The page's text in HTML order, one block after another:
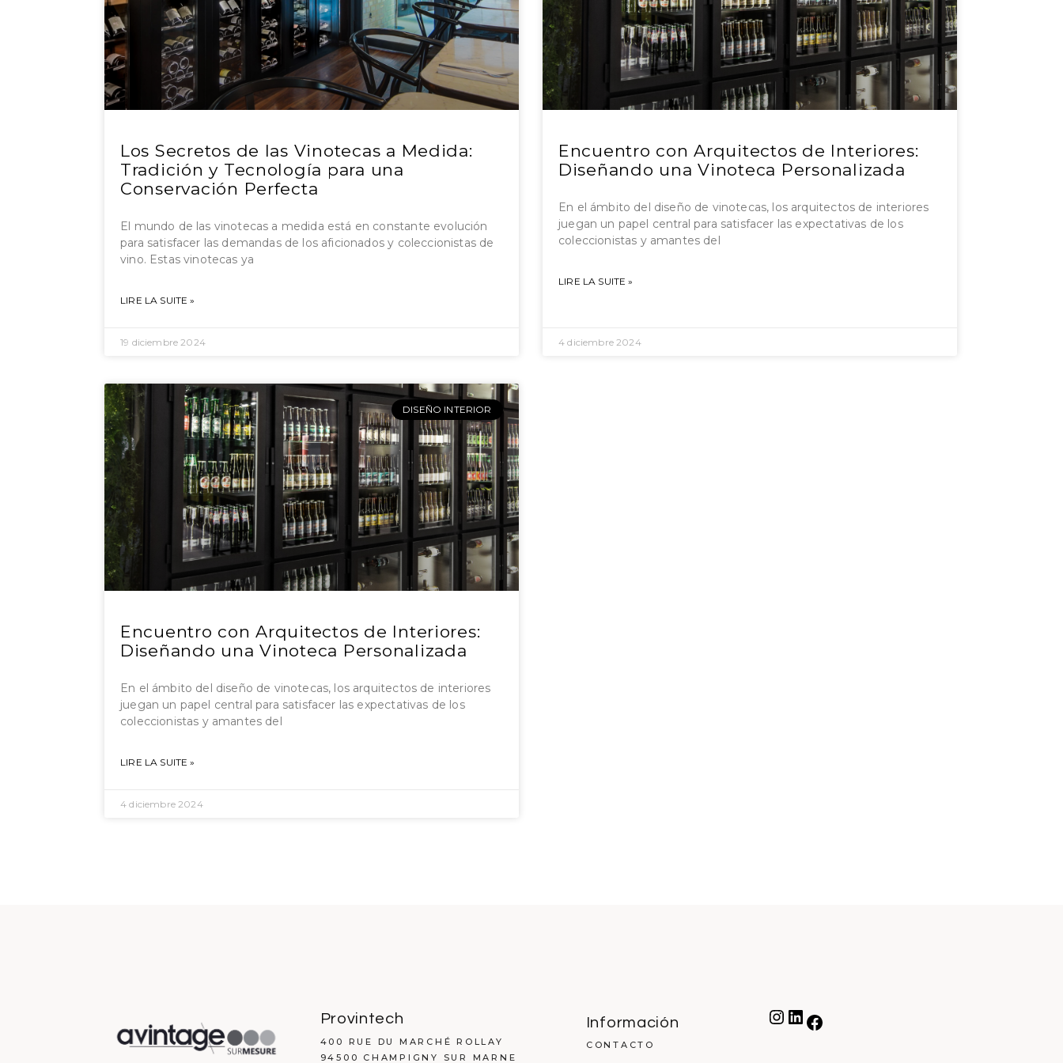
Los Secretos de las Vinotecas a Medida:
Tradición y Tecnología para una
Conservación Perfecta
El mundo de las vinotecas a medida está en constante evolución
para satisfacer las demandas de los aficionados y coleccionistas de
vino. Estas vinotecas ya
LIRE LA SUITE »
19 diciembre 2024
Encuentro con Arquitectos de Interiores:
Diseñando una Vinoteca Personalizada
En el ámbito del diseño de vinotecas, los arquitectos de interiores
juegan un papel central para satisfacer las expectativas de los
coleccionistas y amantes del
LIRE LA SUITE »
4 diciembre 2024
DISEÑO INTERIOR
Encuentro con Arquitectos de Interiores:
Diseñando una Vinoteca Personalizada
En el ámbito del diseño de vinotecas, los arquitectos de interiores
juegan un papel central para satisfacer las expectativas de los
coleccionistas y amantes del
LIRE LA SUITE »
4 diciembre 2024
Provintech
400 RUE DU MARCHÉ ROLLAY
94500 CHAMPIGNY SUR MARNE
Información
CONTACTO